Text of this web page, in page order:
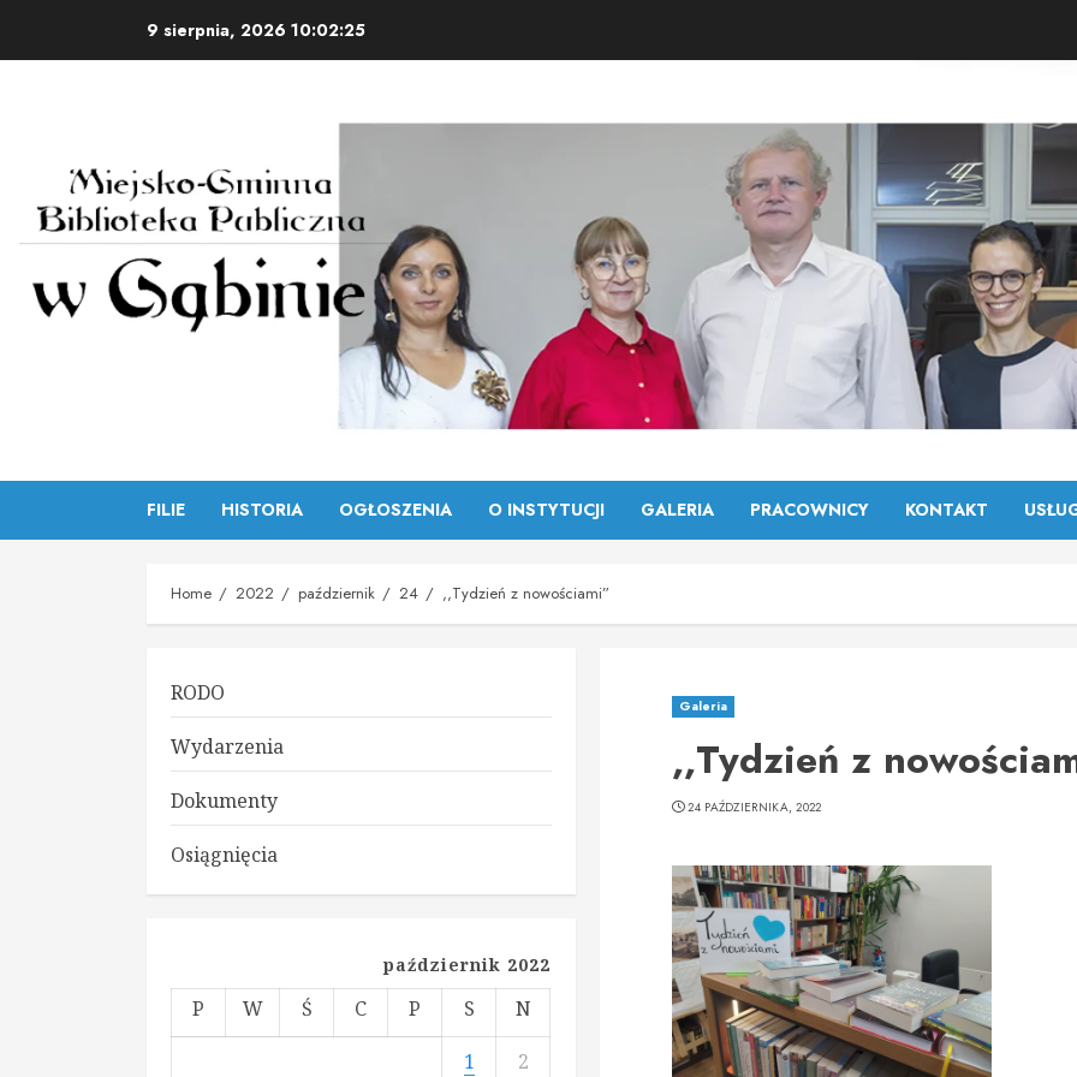
9 sierpnia, 2026 10:02:26
FILIE HISTORIA OGŁOSZENIA O INSTYTUCJI GALERIA PRACOWNICY KONTAKT
Home 2022 październik 24 ,,Tydzień z nowościami”
Galeria
,,Tydzień z
24 PAŹDZIERNIKA, 2022
RODO
Wydarzenia
Dokumenty
Osiągnięcia
październik 2022
P W Ś C P S
N
1
2